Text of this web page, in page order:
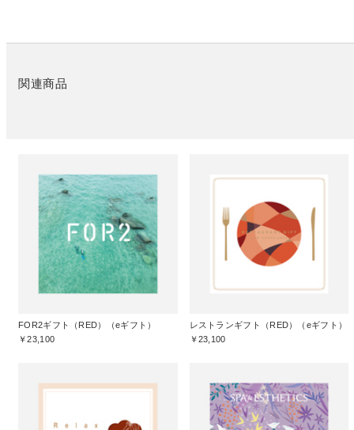
関連商品
FOR2ギフト（RED）（eギフト）
￥23,100
レストランギフト（RED）（eギフト）
￥23,100